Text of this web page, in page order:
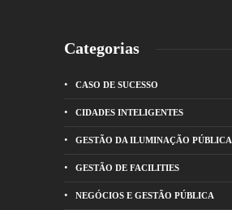
Categorias
CASO DE SUCESSO
CIDADES INTELIGENTES
GESTÃO DA ILUMINAÇÃO PÚBLICA
GESTÃO DE FACILITIES
NEGÓCIOS E GESTÃO PÚBLICA